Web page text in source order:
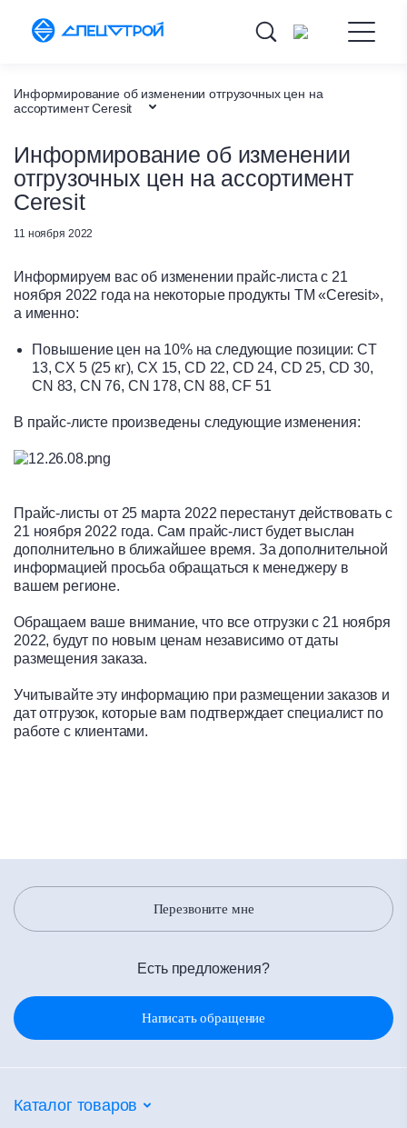
Информирование об изменении отгрузочных цен на
ассортимент Ceresit
Новости
Главная
Информирование об изменении
отгрузочных цен на ассортимент
Ceresit
11 ноября 2022
Информируем вас об изменении прайс-листа с 21
ноября 2022 года на некоторые продукты ТМ «Сeresit»,
а именно:
Повышение цен на 10% на следующие позиции: CT
13, CX 5 (25 кг), CX 15, CD 22, CD 24, CD 25, CD 30,
CN 83, CN 76, CN 178, CN 88, CF 51
В прайс-листе произведены следующие изменения:
Прайс-листы от 25 марта 2022 перестанут действовать с
21 ноября 2022 года. Сам прайс-лист будет выслан
дополнительно в ближайшее время. За дополнительной
информацией просьба обращаться к менеджеру в
вашем регионе.
Обращаем ваше внимание, что все отгрузки с 21 ноября
2022, будут по новым ценам независимо от даты
размещения заказа.
Учитывайте эту информацию при размещении заказов и
дат отгрузок, которые вам подтверждает специалист по
работе с клиентами.
Перезвоните мне
Есть предложения?
Написать обращение
Каталог товаров